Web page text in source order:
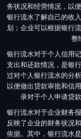
务状况和经营情况，以
银行流水了解自己的收
划；企业可以根据银行
整
银行流水对于个人信用
支出和还款情况，是银
过对个人银行流水的分
以便做出贷款审批和信
录对于个人申请贷
银行流水对于企业财务
反映了企业的财务状况
依据。其中，银行流水